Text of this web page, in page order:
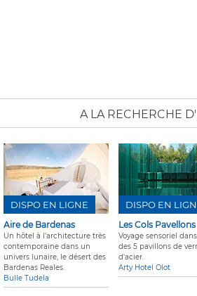
A LA RECHERCHE
Aire de Bardenas
Un hôtel à l’architecture très
contemporaine dans un
univers lunaire, le désert des
Bardenas Reales.
Bulle Tudela
DISPO EN LIGNE
Les Cols Pavellons
Voyage sensoriel
des 5 pavillons de
d'acier.
Arty Hotel Olot
DISPO EN